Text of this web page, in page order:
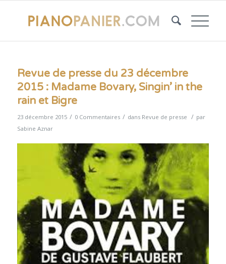
Revue de presse du 23 décembre
2015 : Madame Bovary, Singin’ in the
rain et Bigre
23 décembre 2015 / 0 Commentaires / dans Revue de presse / par
Sabine Aznar